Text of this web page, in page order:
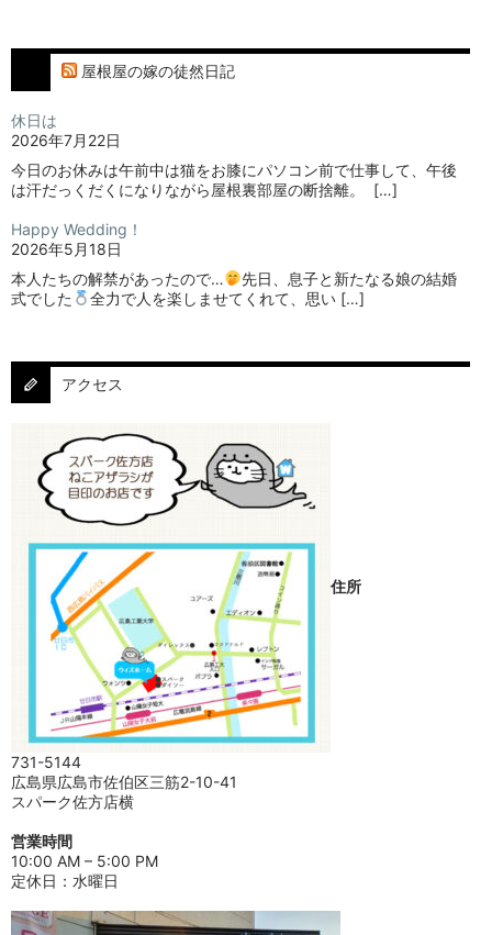
屋根屋の嫁の徒然日記
休日は
2026年7月22日
今日のお休みは午前中は猫をお膝にパソコン前で仕事して、午後
は汗だっくだくになりながら屋根裏部屋の断捨離。⁡ ⁡ […]
Happy Wedding！
2026年5月18日
本人たちの解禁があったので…
⁡⁡先日、息子と新たなる娘の結婚
式でした
⁡⁡⁡全力で人を楽しませてくれて、思い […]
アクセス
住所
731-5144
広島県広島市佐伯区三筋2-10-41
スパーク佐方店横
営業時間
10:00 AM – 5:00 PM
定休日：水曜日